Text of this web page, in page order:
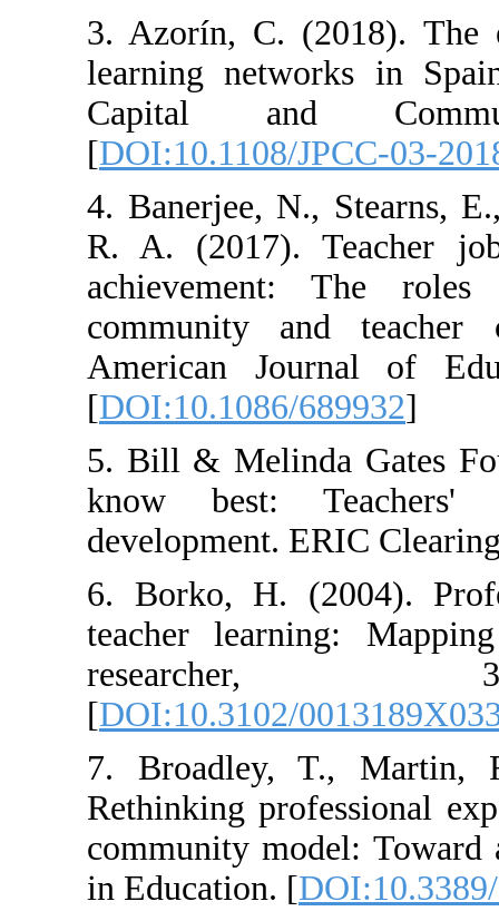
3. Azorín, C.
learning
Capital
[DOI:10.1108/
4. Banerjee,
R. A. (2017).
community
American
[DOI:10.1086/
5. Bill &
know best:
development.
6. Borko, H.
teacher
[DOI:10.3102/
7. Broadley,
Rethinking
community
in Education. [